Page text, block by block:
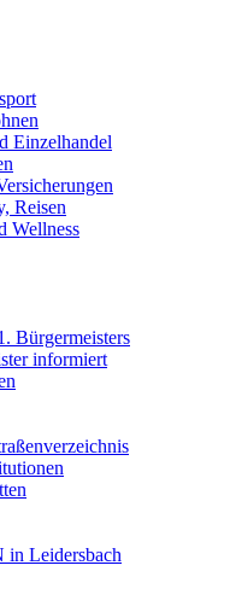
Einzelhandel
Reisen
Wellness
Bürgermeisters
informiert
in Leidersbach